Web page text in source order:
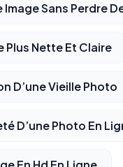
Image Sans Perdre
Plus Nette Et Claire
D’une Vieille Photo
D’une Photo En
de vos choix de
désactivés.
à comprendre
marketing